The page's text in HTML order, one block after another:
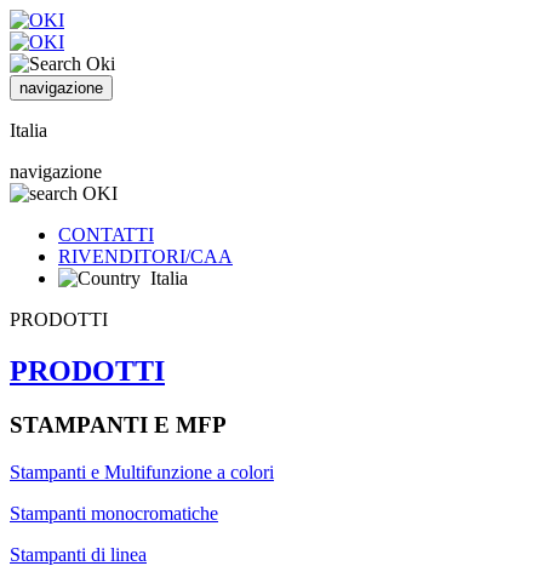
navigazione
Italia
navigazione
CONTATTI
RIVENDITORI/CAA
Italia
PRODOTTI
PRODOTTI
STAMPANTI E MFP
Stampanti e Multifunzione a colori
Stampanti monocromatiche
Stampanti di linea